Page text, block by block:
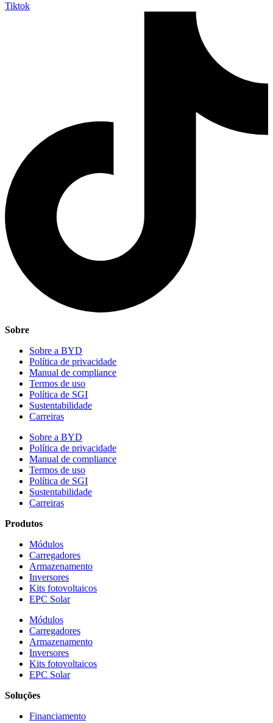
Tiktok
Sobre
Sobre a BYD
Política de privacidade
Manual de compliance
Termos de uso
Política de SGI
Sustentabilidade
Carreiras
Sobre a BYD
Política de privacidade
Manual de compliance
Termos de uso
Política de SGI
Sustentabilidade
Carreiras
Produtos
Módulos
Carregadores
Armazenamento
Inversores
Kits fotovoltaicos
EPC Solar
Módulos
Carregadores
Armazenamento
Inversores
Kits fotovoltaicos
EPC Solar
Soluções
Financiamento